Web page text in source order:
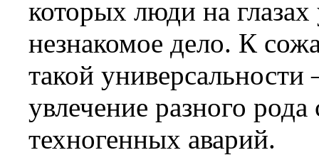
которых люди на
незнакомое дело. К
такой универсальности
увлечение разного
техногенных аварий.